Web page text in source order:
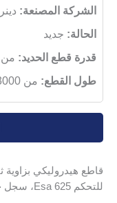
الشركة المصنعة: دينر
الحالة: جديد
قدرة قطع الحديد: من 6 mm إلى 20 mm
طول القطع: من 3000 مم إلى 6000 مم
قاطع هيدروليكي بزاوية
للتحكم Esa 625، سجل خلفي مزود بمحرك، مكابس ميكانيكية